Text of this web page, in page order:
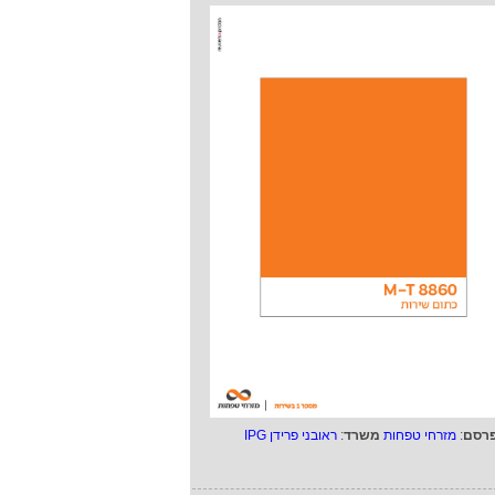
: מזרחי טפחות משרד: ראובני פרידן IPG